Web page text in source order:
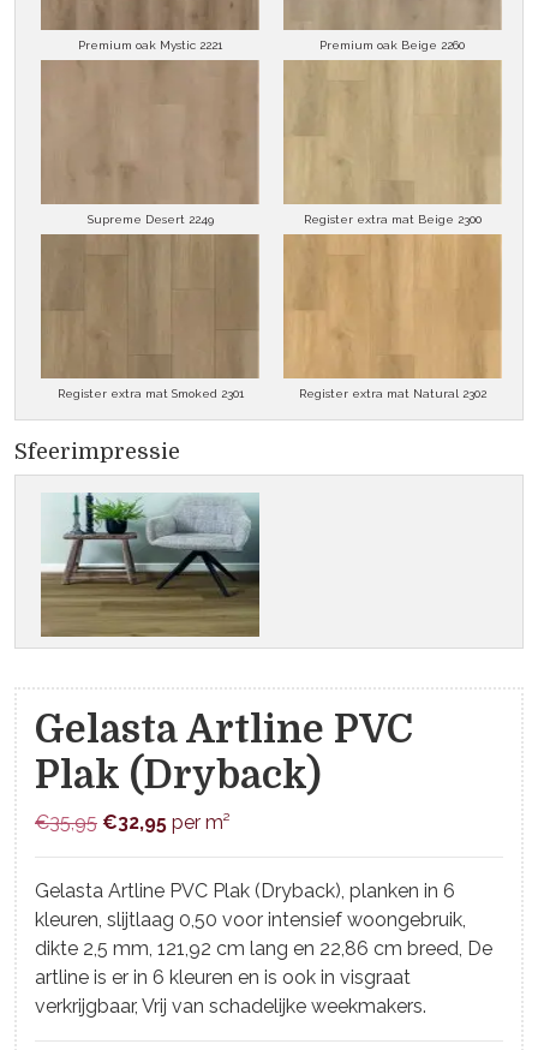
Premium oak Mystic 2221 Premium oak Beige 2260
Supreme Desert 2249 Register extra mat Beige 2300
Register extra mat Smoked 2301 Register extra mat Natural 2302
Sfeerimpressie
Gelasta Artline PVC
Plak (Dryback)
€35,95 Oorspronkelijke
was:
€35,95.
€32,95Huidige
is:
per m²
Gelasta Artline PVC Plak (Dryback), planken in 6
kleuren, slijtlaag 0,50 voor intensief woongebruik,
dikte 2,5 mm, 121,92 cm lang en 22,86 cm breed, De
artline is er in 6 kleuren en is ook in visgraat
verkrijgbaar, Vrij van schadelijke weekmakers.